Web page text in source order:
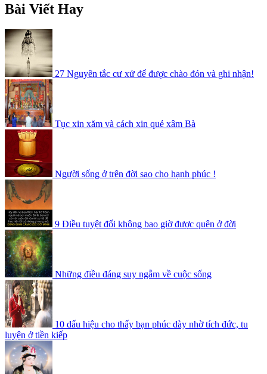
Bài Viết Hay
27 Nguyên tắc cư xử để được chào đón và ghi nhận!
Tục xin xăm và cách xin quẻ xâm Bà
Người sống ở trên đời sao cho hạnh phúc !
9 Điều tuyệt đối không bao giờ được quên ở đời
Những điều đáng suy ngẫm về cuộc sống
10 dấu hiệu cho thấy bạn phúc dày nhờ tích đức, tu
luyện ở tiền kiếp